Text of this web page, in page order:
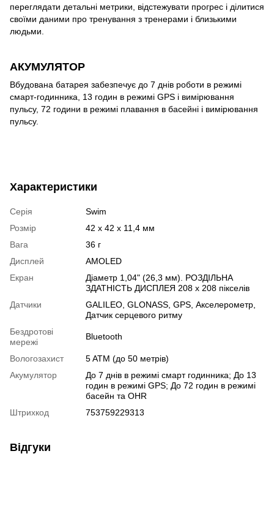
переглядати детальні метрики, відстежувати прогрес і ділитися
своїми даними про тренування з тренерами і близькими
людьми.
АКУМУЛЯТОР
Вбудована батарея забезпечує до 7 днів роботи в режимі
смарт-годинника, 13 годин в режимі GPS і вимірювання
пульсу, 72 години в режимі плавання в басейні і вимірювання
пульсу.
Характеристики
Серія
Swim
Розмір
42 x 42 x 11,4 мм
Вага
36 г
Дисплей
AMOLED
Екран
Діаметр 1,04" (26,3 мм). РОЗДІЛЬНА
ЗДАТНІСТЬ ДИСПЛЕЯ 208 x 208 пікселів
Датчики
GALILEO, GLONASS, GPS, Акселерометр,
Датчик серцевого ритму
Бездротові
мережі
Bluetooth
Вологозахист
5 ATM (до 50 метрів)
Акумулятор
До 7 днів в режимі смарт годинника; До 13
годин в режимі GPS; До 72 годин в режимі
басейн та OHR
Штрихкод
753759229313
Відгуки